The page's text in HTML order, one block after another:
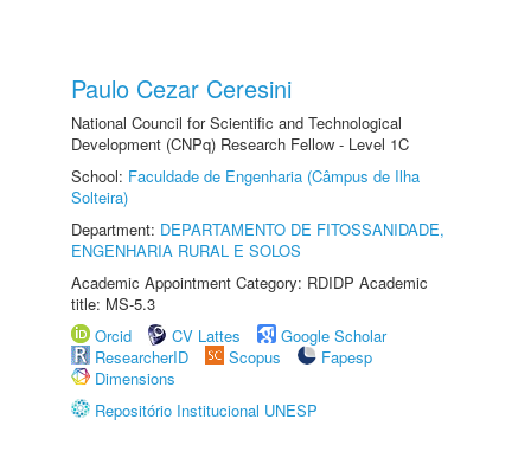
Paulo Cezar Ceresini
National Council for Scientific and Technological
Development (CNPq) Research Fellow - Level 1C
School: Faculdade de Engenharia (Câmpus de Ilha
Solteira)
Department: DEPARTAMENTO DE FITOSSANIDADE,
ENGENHARIA RURAL E SOLOS
Academic Appointment Category: RDIDP Academic
title: MS-5.3
Orcid
CV Lattes
Google Scholar
ResearcherID
Scopus
Fapesp
Dimensions
Repositório Institucional UNESP